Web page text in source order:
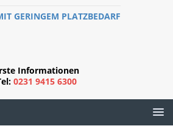
GERINGEM PLATZBEDARF
Informationen
0231 9415 6300